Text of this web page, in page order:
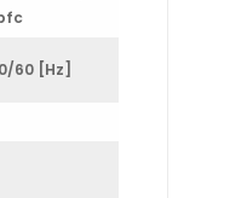
60 [Hz]